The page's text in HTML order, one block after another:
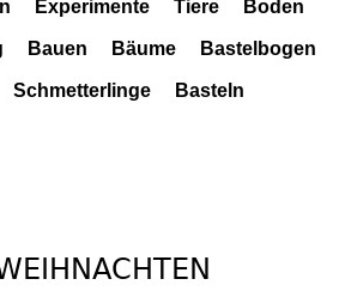
Experimente Tiere Boden
Bauen Bäume Bastelbogen
Schmetterlinge Basteln